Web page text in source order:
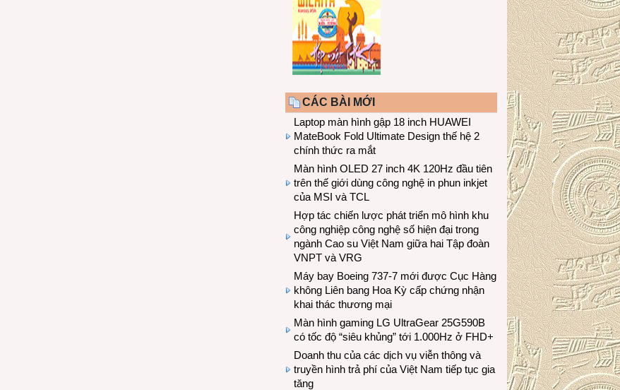
CÁC BÀI MỚI
Laptop màn hình gập 18 inch HUAWEI
MateBook Fold Ultimate Design thế hệ 2
chính thức ra mắt
Màn hình OLED 27 inch 4K 120Hz đầu tiên
trên thế giới dùng công nghệ in phun inkjet
của MSI và TCL
Hợp tác chiến lược phát triển mô hình khu
công nghiệp công nghệ số hiện đại trong
ngành Cao su Việt Nam giữa hai Tập đoàn
VNPT và VRG
Máy bay Boeing 737-7 mới được Cục Hàng
không Liên bang Hoa Kỳ cấp chứng nhận
khai thác thương mại
Màn hình gaming LG UltraGear 25G590B
có tốc độ “siêu khủng” tới 1.000Hz ở FHD+
Doanh thu của các dịch vụ viễn thông và
truyền hình trả phí của Việt Nam tiếp tục gia
tăng